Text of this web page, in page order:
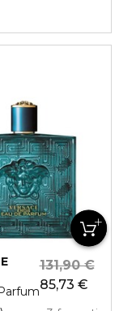
85,73 €
131,90 €